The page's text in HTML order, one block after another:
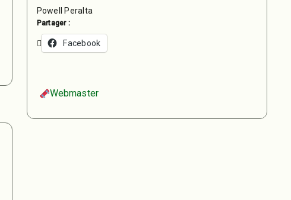
Powell Peralta
Partager :
Facebook
Webmaster